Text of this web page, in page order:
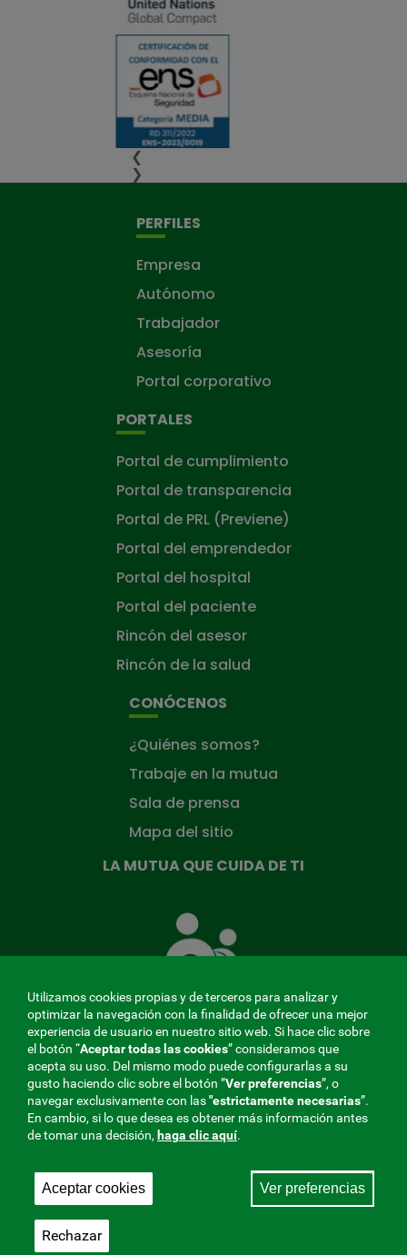
❮
❯
PERFILES
Empresa
Autónomo
Trabajador
Asesoría
Portal corporativo
PORTALES
Portal de cumplimiento
Portal de transparencia
Portal de PRL (Previene)
Portal del emprendedor
Portal del hospital
Portal del paciente
Rincón del asesor
Rincón de la salud
CONÓCENOS
¿Quiénes somos?
Trabaje en la mutua
Sala de prensa
Mapa del sitio
LA MUTUA QUE CUIDA DE TI
Mutua
que
ti
MENÚ
REDES
SOCIALES
V20
Aviso legal|Privacidad
Mutua Colaboradora con la Seguridad Social, 275.
Utilizamos cookies propias y de terceros para analizar y
optimizar la navegación con la finalidad de ofrecer una mejor
experiencia de usuario en nuestro sitio web. Si hace clic sobre
el botón “Aceptar todas las cookies” consideramos que
acepta su uso. Del mismo modo puede configurarlas a su
gusto haciendo clic sobre el botón ”Ver preferencias”, o
navegar exclusivamente con las"estrictamentenecesarias”.
En cambio, si lo que desea es obtener más información antes
de tomar una decisión, haga clic aquí.
Aceptar cookies Ver preferencias
Rechazar